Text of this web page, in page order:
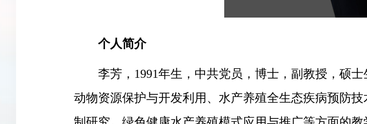
个人简介
李芳，1991年生，中共党员，博士，副教授，硕
动物资源保护与开发利用、水产养殖全生态疾病预防